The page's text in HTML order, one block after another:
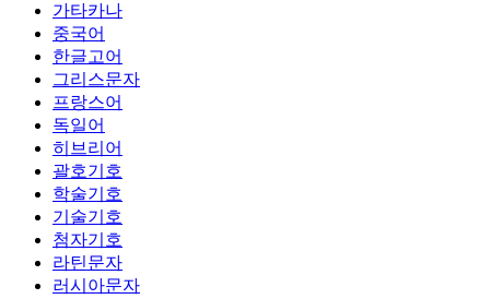
가타카나
중국어
한글고어
그리스문자
프랑스어
독일어
히브리어
괄호기호
학술기호
기술기호
첨자기호
라틴문자
러시아문자